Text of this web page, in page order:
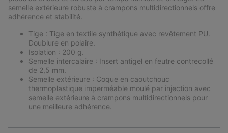
semelle extérieure robuste à crampons multidirectionnels offre
adhérence et stabilité.
Tige : Tige en textile synthétique avec revêtement PU.
Doublure en polaire.
Isolation : 200 g.
Semelle intercalaire : Insert antigel en feutre contrecollé
de 2,5 mm.
Semelle extérieure : Coque en caoutchouc
thermoplastique imperméable moulé par injection avec
semelle extérieure à crampons multidirectionnels pour
une meilleure adhérence.